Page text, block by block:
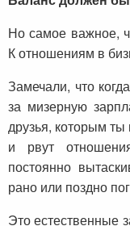
Но самое важное,
К отношениям в
Замечали, что
за мизерную
друзья, которым
и рвут
постоянно
рано или поздно
Это естественные